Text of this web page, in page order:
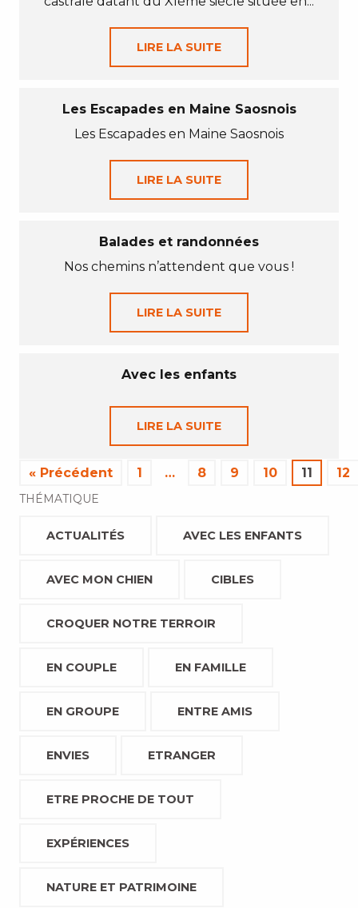
LIRE LA SUITE
Les Escapades en Maine Saosnois
Les Escapades en Maine Saosnois
LIRE LA SUITE
Balades et randonnées
Nos chemins n’attendent que vous !
LIRE LA SUITE
Avec les enfants
LIRE LA SUITE
« Précédent 1 … 8 9 10 11 12
THÉMATIQUE
ACTUALITÉS AVEC LES ENFANTS
AVEC MON CHIEN CIBLES
CROQUER NOTRE TERROIR
EN COUPLE EN FAMILLE
EN GROUPE ENTRE AMIS
ENVIES ETRANGER
ETRE PROCHE DE TOUT
EXPÉRIENCES
NATURE ET PATRIMOINE